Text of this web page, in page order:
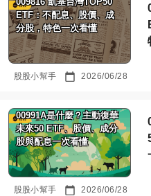
ETF：不配息、股價、成
分股，特色一次看懂
股股小幫手 2026/06/28
00991A是什麼？主動復華
未來50 ETF、股價、成分
股與配息一次看懂
股股小幫手 2026/06/28